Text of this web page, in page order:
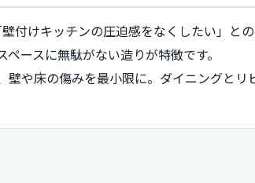
付けキッチンの圧迫感をなくしたい」と
ースに無駄がない造りが特徴です。
や床の傷みを最小限に。ダイニングと